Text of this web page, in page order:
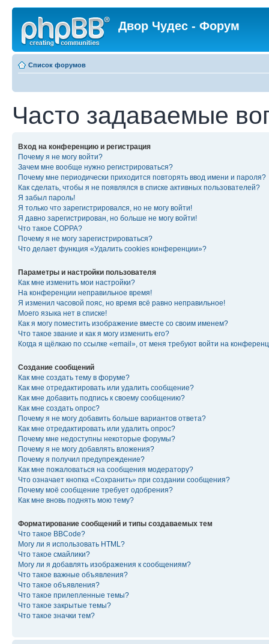
Двор Чудес - Форум
Список форумов
Часто задаваемые
Вход на конференцию и регистрация
Почему я не могу войти?
Зачем мне вообще нужно регистрироваться?
Почему мне периодически приходится повторять ввод имени и пароля?
Как сделать, чтобы я не появлялся в списке активных пользователей?
Я забыл пароль!
Я только что зарегистрировался, но не могу войти!
Я давно зарегистрирован, но больше не могу войти!
Что такое COPPA?
Почему я не могу зарегистрироваться?
Что делает функция «Удалить cookies конференции»?
Параметры и настройки пользователя
Как мне изменить мои настройки?
На конференции неправильное время!
Я изменил часовой пояс, но время всё равно неправильное!
Моего языка нет в списке!
Как я могу поместить изображение вместе со своим именем?
Что такое звание и как я могу изменить его?
Когда я щёлкаю по ссылке «email», от меня требуют войти на
Создание сообщений
Как мне создать тему в форуме?
Как мне отредактировать или удалить сообщение?
Как мне добавить подпись к своему сообщению?
Как мне создать опрос?
Почему я не могу добавить больше вариантов ответа?
Как мне отредактировать или удалить опрос?
Почему мне недоступны некоторые форумы?
Почему я не могу добавлять вложения?
Почему я получил предупреждение?
Как мне пожаловаться на сообщения модератору?
Что означает кнопка «Сохранить» при создании сообщения?
Почему моё сообщение требует одобрения?
Как мне вновь поднять мою тему?
Форматирование сообщений и типы создаваемых тем
Что такое BBCode?
Могу ли я использовать HTML?
Что такое смайлики?
Могу ли я добавлять изображения к сообщениям?
Что такое важные объявления?
Что такое объявления?
Что такое прилепленные темы?
Что такое закрытые темы?
Что такое значки тем?